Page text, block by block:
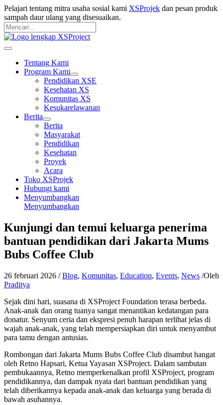
Langsung
ke
konten
Pelajari tentang mitra usaha sosial kami XSProjek dan pesan produk
sampah daur ulang yang disesuaikan.
Pencarian
untuk:
Mencari
Menu
UtamaTentang Kami
Program Kami
Pendidikan XSE
Kesehatan XS
Komunitas XS
Kesukarelawanan
Berita
Berita
Masyarakat
Pendidikan
Kesehatan
Proyek
Acara
Toko XSProjek
Hubungi kami
Menyumbangkan
Menyumbangkan
Kunjungi dan temui keluarga penerima
bantuan pendidikan dari Jakarta Mums
Bubs Coffee Club
26 februari 2026 /Blog, Komunitas, Education, Events, News /Oleh
Praditya
Sejak dini hari, suasana di XSProject Foundation terasa berbeda.
Anak-anak dan orang tuanya sangat menantikan kedatangan para
donatur. Senyum ceria dan ekspresi penuh harapan terlihat jelas di
wajah anak-anak, yang telah mempersiapkan diri untuk menyambut
para tamu dengan antusias.
Rombongan dari Jakarta Mums Bubs Coffee Club disambut hangat
oleh Retno Hapsari, Ketua Yayasan XSProject. Dalam sambutan
pembukaannya, Retno memperkenalkan profil XSProject, program
pendidikannya, dan dampak nyata dari bantuan pendidikan yang
telah diberikannya kepada anak-anak dan keluarga yang berada di
bawah asuhannya.